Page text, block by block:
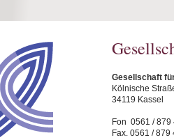
Gesellschaft
Kölnische
34119 Kassel
Fon 0561 / 879
Fax. 0561 / 879